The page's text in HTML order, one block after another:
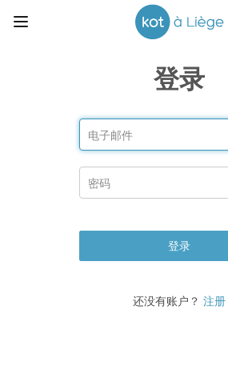
登录
登录
还没有账户？ 注册